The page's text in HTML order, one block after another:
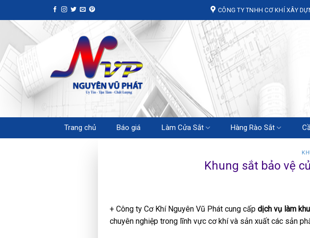
to
content
CÔNG TY TNHH CƠ KHÍ XÂY
Trang chủ Báo giá Làm Cửa Sắt Hàng Rào Sắt
Khung sắt bảo vệ
+ Công ty Cơ Khí Nguyên Vũ Phát cung cấp dịch vụ làm
chuyên nghiệp trong lĩnh vực cơ khí và sản xuất các sản